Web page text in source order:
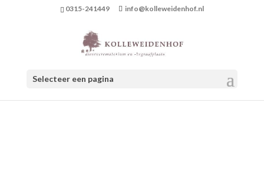
0315-241449 info@kolleweidenhof.nl
Selecteer een pagina